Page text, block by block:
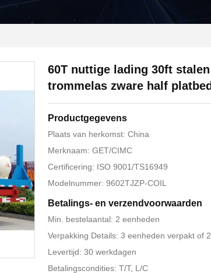
60T nuttige lading 30ft
trommelas zware half
Productgegevens
Plaats van herkomst: China
Merknaam: GET/CIMC
Certificering: ISO 9001/TS16949
Modelnummer: 9602TJZP-COIL
Betalings- en verzendvoorwaarden
Min. bestelaantal: 2 eenheden
Verpakking Details: 3 eenheden verpakt of
Levertijd: 30 werkdagen
Betalingscondities: T/T, L/C